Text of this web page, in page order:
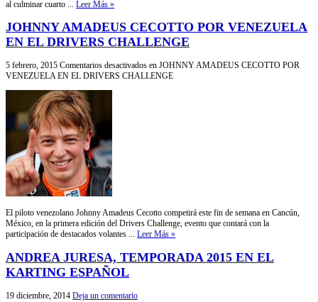
al culminar cuarto ... Leer Más »
JOHNNY AMADEUS CECOTTO POR VENEZUELA
EN EL DRIVERS CHALLENGE
5 febrero, 2015 Comentarios desactivados en JOHNNY AMADEUS CECOTTO POR
VENEZUELA EN EL DRIVERS CHALLENGE
El piloto venezolano Johnny Amadeus Cecotto competirá este fin de semana en Cancún,
México, en la primera edición del Drivers Challenge, evento que contará con la
participación de destacados volantes ... Leer Más »
ANDREA JURESA, TEMPORADA 2015 EN EL
KARTING ESPAÑOL
19 diciembre, 2014 Deja un comentario